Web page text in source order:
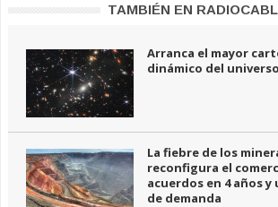
TAMBIÉN EN
Arranca el mayor
dinámico del universo
La fiebre de los
reconfigura el
acuerdos en 4 años y
de demanda